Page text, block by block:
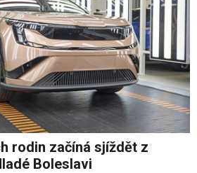
rodin začíná sjíždět z
Boleslavi